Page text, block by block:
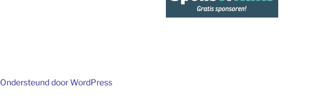
Ondersteund door WordPress